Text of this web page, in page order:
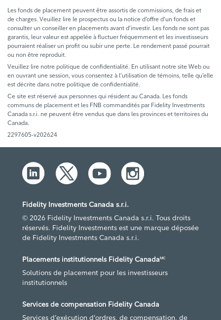
Les fonds de placement peuvent être assortis de commissions, de frais et
de charges. Veuillez lire le prospectus ou la notice d’offre d’un fonds et
consulter un conseiller en placements avant d’investir. Les fonds ne sont pas
garantis, leur valeur est appelée à fluctuer fréquemment et les investisseurs
pourraient réaliser un profit ou subir une perte. Le rendement passé pourrait
ou non être reproduit.
Veuillez lire notre politique de confidentialité. En utilisant notre site Web ou
en ouvrant une session, vous consentez à l’utilisation de témoins, telle qu’elle
est décrite dans notre politique de confidentialité.
Ce site est réservé aux personnes qui résident au Canada. Les fonds
communs de placement et les FNB commandités par Fidelity Investments
Canada s.r.i. ne peuvent être vendus que dans les provinces et territoires du
Canada.
2297605-v202624
Fidelity Investments Canada s.r.i.
© 2026 Fidelity Investments Canada s.r.i. Tous droits
réservés. Fidelity Investments est une marque déposée
de Fidelity Investments Canada s.r.i.
Placements institutionnels Fidelity CanadaMC
Solutions de placement pour les investisseurs
institutionnels
Services de compensation Fidelity Canada
Services d’exécution d’ordres, de compensation, de